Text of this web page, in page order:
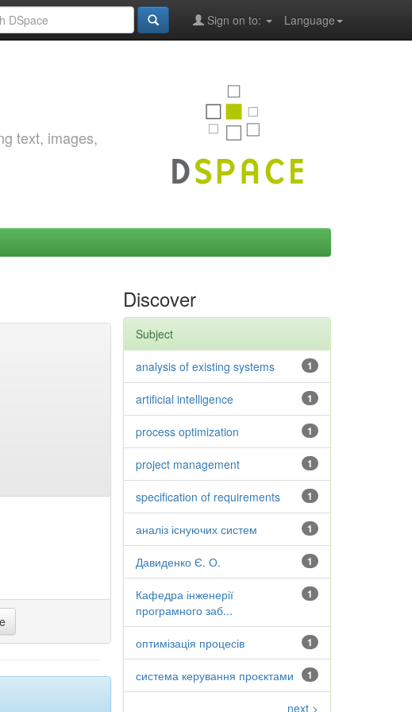
Language
Sign on to:
text, images,
Discover
Subject
1
analysis of existing systems
1
artificial intelligence
1
process optimization
1
project management
1
specification of requirements
1
аналіз існуючих систем
1
Давиденко Є. О.
1
Кафедра інженерії
програмного заб...
1
оптимізація процесів
1
система керування проєктами
next >